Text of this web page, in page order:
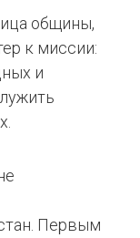
общины,
к миссии:
и
Первым